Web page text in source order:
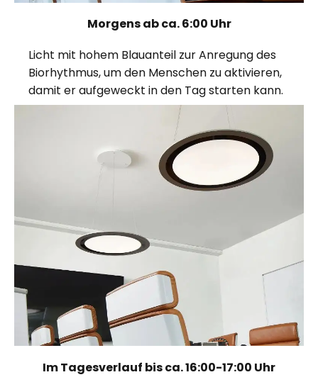
Morgens ab ca. 6:00 Uhr
Licht mit hohem Blauanteil zur Anregung des
Biorhythmus, um den Menschen zu aktivieren,
damit er aufgeweckt in den Tag starten kann.
Im Tagesverlauf bis ca. 16:00-17:00 Uhr